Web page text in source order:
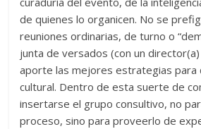
de quienes lo organicen. No se
reuniones ordinarias, de turno o
junta de versados (con un
aporte las mejores estrategias para
cultural. Dentro de esta suerte de
insertarse el grupo consultivo, no
proceso, sino para proveerlo de